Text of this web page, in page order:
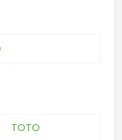
TOTO